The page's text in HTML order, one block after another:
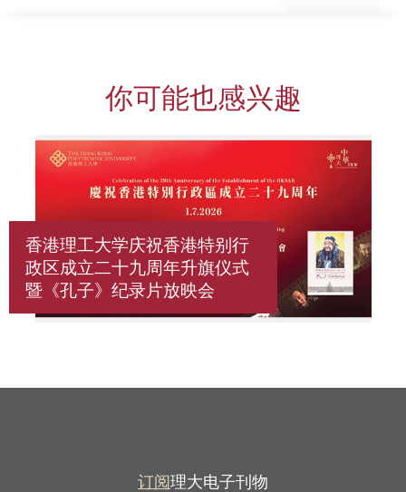
你可能也感兴趣
香港理工大学庆祝香港特别行
政区成立二十九周年升旗仪式
暨《孔子》纪录片放映会
订阅理大电子刊物